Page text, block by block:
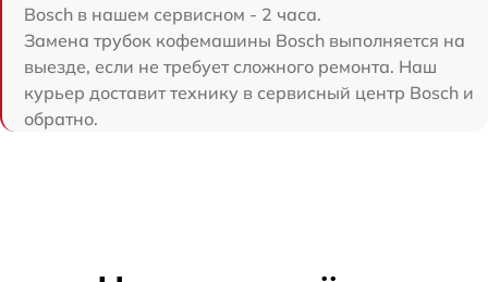
Bosch в нашем сервисном - 2 часа.
Замена трубок кофемашины Bosch выполняется на
выезде, если не требует сложного ремонта. Наш
курьер доставит технику в сервисный центр Bosch и
обратно.